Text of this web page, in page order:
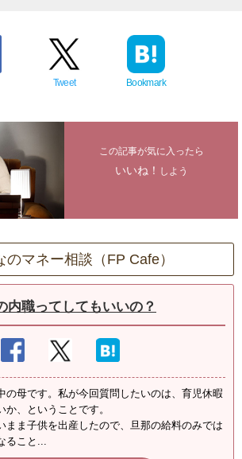
Tweet Bookmark
この記事が気に入ったら
いいね！ しよう
のマネー相談（FP Cafe）
内職ってしてもいいの？
の母です。私が今回質問したいのは、育児休暇
、ということです。
まま子供を出産したので、旦那の給料のみでは
ること...